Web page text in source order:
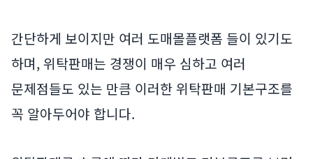
간단하게 보이지만 여러 도매몰플랫폼 들이 있기도
하며, 위탁판매는 경쟁이 매우 심하고 여러
문제점들도 있는 만큼 이러한 위탁판매 기본구조를
꼭 알아두어야 합니다.